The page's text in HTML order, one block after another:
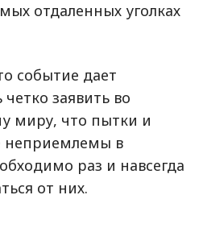
отдаленных уголках
событие дает
заявить во
миру, что пытки и
неприемлемы в
раз и навсегда
от них.